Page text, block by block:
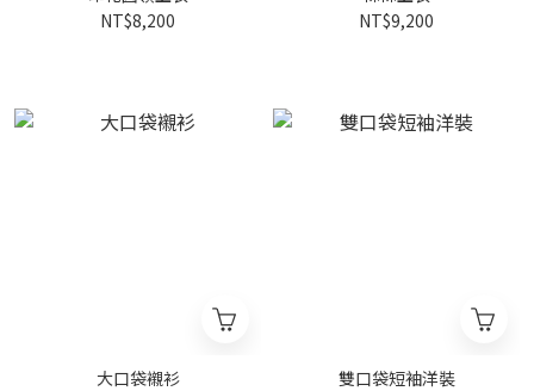
NT$8,200
NT$9,200
大口袋襯衫
雙口袋短袖洋裝